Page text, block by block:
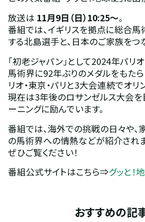
放送は 11月9日（日）10:25～。
番組では、イギリスを拠点に総合
する北島選手と、日本のご家族をつ
「初老ジャパン」として2024年パリ
馬術界に92年ぶりのメダルをもたら
リオ・東京・パリと3大会連続でオリ
現在は3年後のロサンゼルス大会を
ーニングに励んでいます。
番組では、海外での挑戦の日々や、
の馬術界への情熱などが紹介されま
ぜひご覧ください！
番組公式サイトはこちら⇒グッと！
おすすめの記